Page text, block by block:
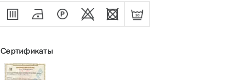
Сертификаты